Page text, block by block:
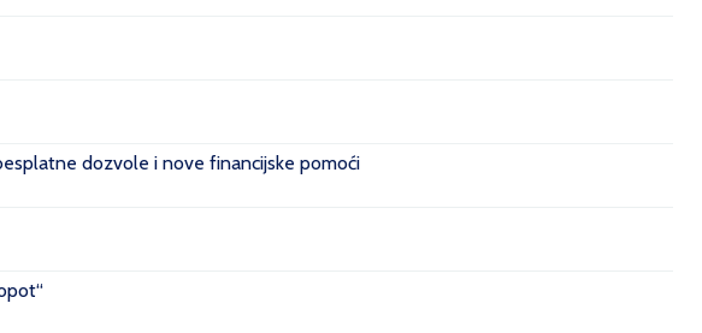
dozvole i nove financijske pomoći